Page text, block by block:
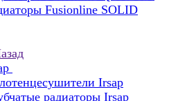
Fusionline SOLID
Irsap
радиаторы Irsap